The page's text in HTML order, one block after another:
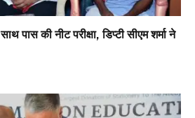
पास की नीट परीक्षा, डिप्टी सीएम शर्मा ने